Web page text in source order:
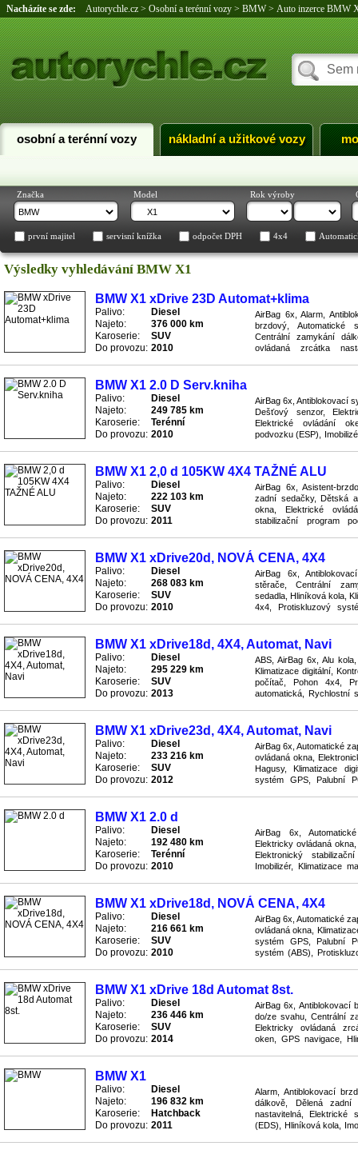
Nacházíte se zde: Autorychle.cz > Osobní a terénní vozy > BMW> Auto inzerce BMW
osobní a terénní vozy nákladní a užitkové vozy
Značka Model Rok výroby
první majitel servisní knížka odpočet DPH 4x4
Výsledky vyhledávání BMW X1
BMW X1 xDrive 23D Automat+klima
Palivo:
Diesel
Najeto:
376 000 km
Karoserie:
SUV
Do provozu: 2010
AirBag 6x, Alarm,
brzdový, Automatické
Centrální zamykání
ovládaná zrcátka
BMW X1 2.0 D Serv.kniha
Palivo:
Diesel
Najeto:
249 785 km
Karoserie:
Terénní
Do provozu: 2010
AirBag 6x, Antiblokovací
Dešťový senzor,
Elektrické ovládání
podvozku (ESP),
BMW X1 2,0 d 105KW 4X4 TAŽNÉ ALU
Palivo:
Diesel
Najeto:
222 103 km
Karoserie:
SUV
Do provozu: 2011
AirBag 6x, Asistent-
zadní sedačky, Dětská
okna, Elektrické
stabilizační program
BMW X1 xDrive20d, NOVÁ CENA, 4X4
Palivo:
Diesel
Najeto:
268 083 km
Karoserie:
SUV
Do provozu: 2010
AirBag 6x,
stěrače, Centrální
sedadla, Hliníková kola,
4x4, Protiskluzový
BMW X1 xDrive18d, 4X4, Automat, Navi
Palivo:
Diesel
Najeto:
295 229 km
Karoserie:
SUV
Do provozu: 2013
ABS, AirBag 6x, Alu
Klimatizace digitální,
počítač, Pohon 4x4,
automatická, Rychlostní
BMW X1 xDrive23d, 4X4, Automat, Navi
Palivo:
Diesel
Najeto:
233 216 km
Karoserie:
SUV
Do provozu: 2012
AirBag 6x, Automatické
ovládaná okna,
Hagusy, Klimatizace
systém GPS, Palubní
BMW X1 2.0 d
Palivo:
Diesel
Najeto:
192 480 km
Karoserie:
Terénní
Do provozu: 2010
AirBag 6x,
Elektricky ovládaná
Elektronický
Imobilizér, Klimatizace
BMW X1 xDrive18d, NOVÁ CENA, 4X4
Palivo:
Diesel
Najeto:
216 661 km
Karoserie:
SUV
Do provozu: 2010
AirBag 6x, Automatické
ovládaná okna,
systém GPS, Palubní
systém (ABS),
BMW X1 xDrive 18d Automat 8st.
Palivo:
Diesel
Najeto:
236 446 km
Karoserie:
SUV
Do provozu: 2014
AirBag 6x, Antiblokovací
do/ze svahu, Centrální
Elektricky ovládaná
oken, GPS navigace,
BMW X1
Palivo:
Diesel
Najeto:
196 832 km
Karoserie:
Hatchback
Do provozu: 2011
Alarm, Antiblokovací
dálkově, Dělená zadní
nastavitelná, Elektrické
(EDS), Hliníková kola,